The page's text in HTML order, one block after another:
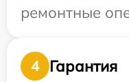
ремонтные
4
Гарантия